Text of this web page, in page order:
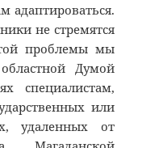
адаптироваться.
не стремятся
проблемы мы
Думой
специалистам,
или
удаленных от